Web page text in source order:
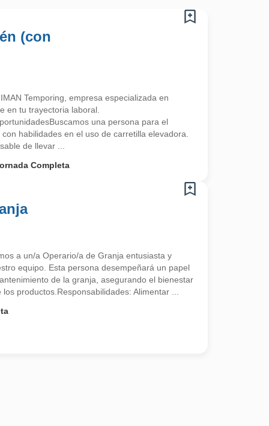
(con
Temporing, empresa especializada en
en tu trayectoria laboral.
una persona para el
habilidades en el uso de carretilla elevadora.
de llevar ...
Completa
a un/a Operario/a de Granja entusiasta y
equipo. Esta persona desempeñará un papel
de la granja, asegurando el bienestar
productos.Responsabilidades: Alimentar ...